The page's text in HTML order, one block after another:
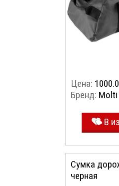
Цена:
Бренд: Molti
В
Сумка
черная